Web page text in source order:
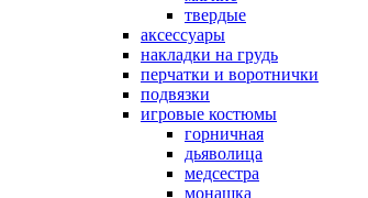
твердые
аксессуары
накладки на грудь
перчатки и воротнички
подвязки
игровые костюмы
горничная
дьяволица
медсестра
монашка